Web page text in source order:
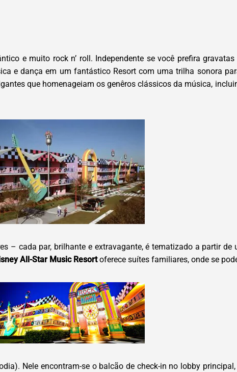
e muito rock n’ roll. Independente se você prefira
e dança em um fantástico Resort com uma trilha sonora
que homenageiam os genêros clássicos da música,
– cada par, brilhante e extravagante, é tematizado a partir de
All-Star Music Resortoferece suítes familiares, onde se
Nele encontram-se o balcão de check-in no lobby